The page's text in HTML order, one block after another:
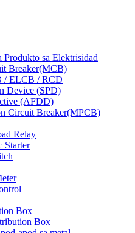
Produkto sa Elektrisidad
Breaker(MCB)
/ ELCB / RCD
Device (SPD)
(AFDD)
Circuit Breaker(MPCB)
Relay
Starter
Box
Box